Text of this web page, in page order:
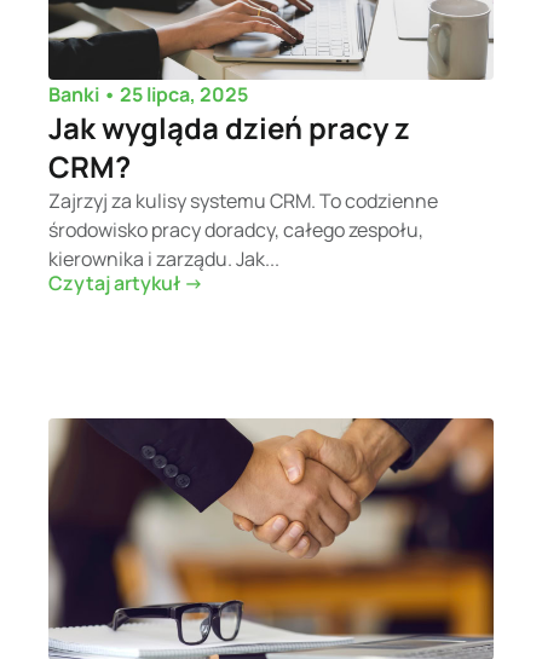
Banki • 25 lipca, 2025
Jak wygląda dzień pracy z
CRM?
Zajrzyj za kulisy systemu CRM. To codzienne
środowisko pracy doradcy, całego zespołu,
kierownika i zarządu. Jak...
Czytaj artykuł ->